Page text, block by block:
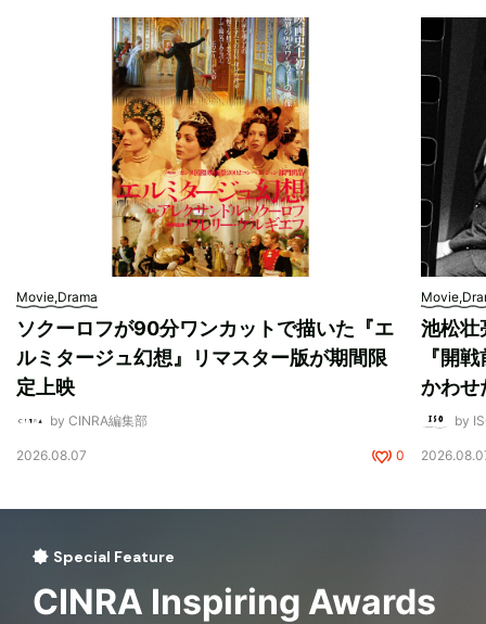
Movie,Drama
ソクーロフが90分ワンカットで描いた『エ
ルミタージュ幻想』リマスター版が期間限
定上映
by CINRA編集部
2026.08.07 0
池松壮
『開
かわせ
by
Special Feature
CINRA Inspiring Awards